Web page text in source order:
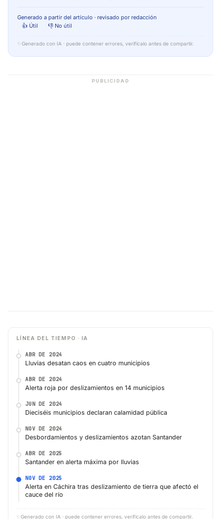
Generado a partir del artículo · revisado por redacción
👍 Útil
👎 No útil
✨ Generado con IA · puede contener errores, verifícalo antes de compartir.
PUBLICIDAD
LÍNEA DEL TIEMPO · IA
ABR DE 2024
Lluvias desatan caos en cuatro municipios
ABR DE 2024
Alerta roja por deslizamientos en 14 municipios
JUN DE 2024
Dieciséis municipios declaran calamidad pública
NOV DE 2024
Desbordamientos y deslizamientos azotan Santander
ABR DE 2025
Santander en alerta máxima por lluvias
NOV DE 2025
Alerta en Cáchira tras deslizamiento de tierra que afectó el
cauce del río
✨ Generado con IA · puede contener errores, verifícalo antes de compartir.